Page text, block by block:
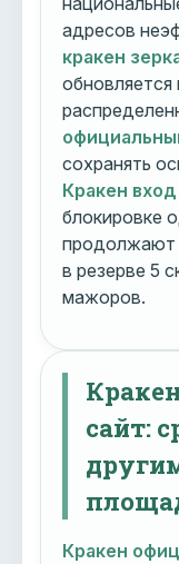
адресов
кракен
сохранять
Кракен вход
блокировке
продолжают
в резерве 5
мажоров.
сайт:
Кракен